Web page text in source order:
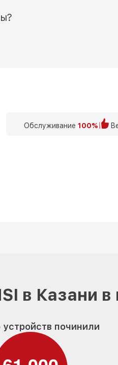
Обслуживание 100%
в Казани
устройств починили